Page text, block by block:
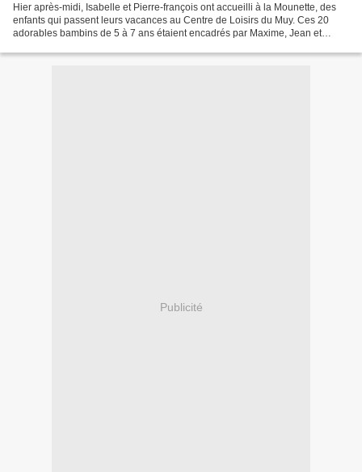
Hier après-midi, Isabelle et Pierre-françois ont accueilli à la Mounette, des
enfants qui passent leurs vacances au Centre de Loisirs du Muy. Ces 20
adorables bambins de 5 à 7 ans étaient encadrés par Maxime, Jean et
Publicité